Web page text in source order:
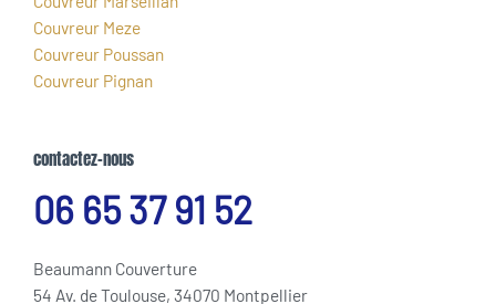
Couvreur Meze
Couvreur Poussan
Couvreur Pignan
contactez-nous
06 65 37 91 52
Beaumann Couverture
54 Av. de Toulouse, 34070 Montpellier